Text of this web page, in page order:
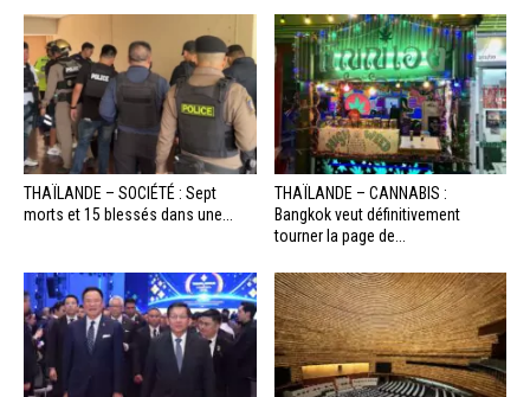
THAÏLANDE – SOCIÉTÉ : Sept
morts et 15 blessés dans une...
THAÏLANDE – CANNABIS :
Bangkok veut définitivement
tourner la page de...